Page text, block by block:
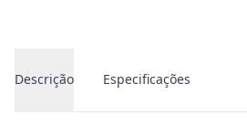
Descrição Especificações